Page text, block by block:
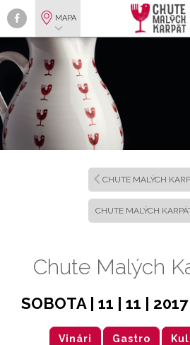
MAPA
CHUTE MALÝCH
CHUTE MALÝCH
Chute Malých
SOBOTA| 11 | 11 | 2017
Vinári Gastro